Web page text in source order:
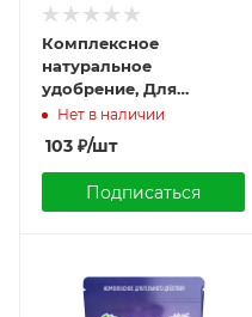
Комплексное
натуральное
удобрение, Для
гортензий, 200г.,
Органик микс
Нет в наличии
103 ₽/шт
Подписаться